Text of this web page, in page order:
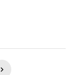
keyboard_arrow_right